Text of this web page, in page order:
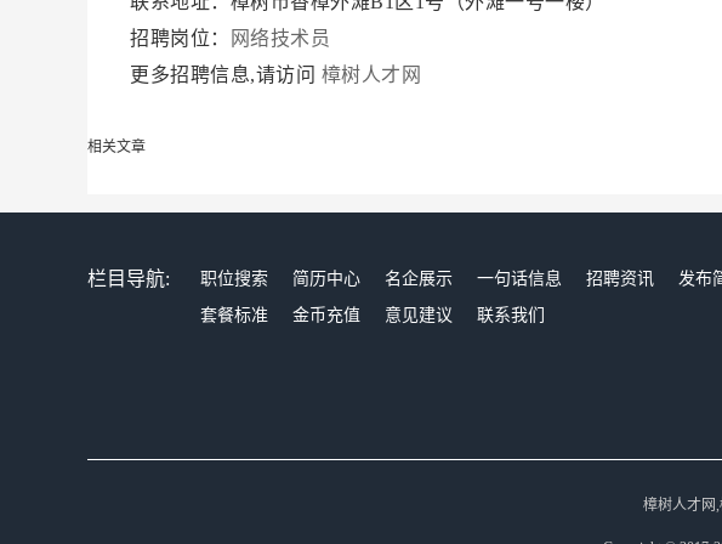
招聘岗位：
网络技术员
更多招聘信息,请访问 樟树人才网
相关文章
栏目导航: 职位搜索 简历中心 名企展示 一句话信息 招聘资讯 发布
套餐标准
金币充值 意见建议 联系我们
樟树人才网